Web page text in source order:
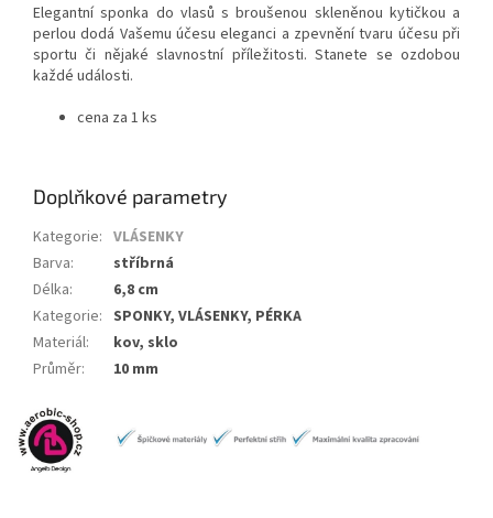
Elegantní sponka do vlasů s broušenou skleněnou kytičkou a
perlou dodá Vašemu účesu eleganci a zpevnění tvaru účesu při
sportu či nějaké slavnostní příležitosti. Stanete se ozdobou
každé události.
cena za 1 ks
Doplňkové parametry
Kategorie: VLÁSENKY
Barva:
stříbrná
Délka:
6,8 cm
Kategorie: SPONKY, VLÁSENKY, PÉRKA
Materiál:
kov, sklo
Průměr: 10 mm